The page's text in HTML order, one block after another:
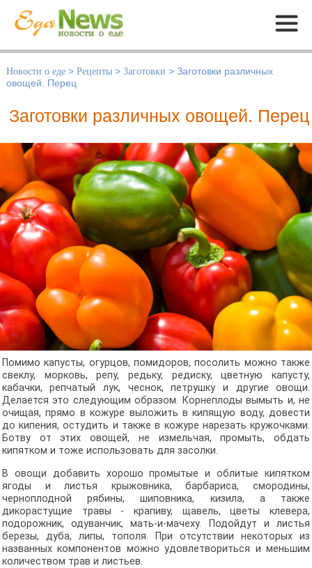
Меню
Новости о еде > Рецепты > Заготовки > Заготовки различных
овощей. Перец
Заготовки различных овощей. Перец
Помимо капусты, огурцов, помидоров, посолить можно также
свеклу, морковь, репу, редьку, редиску, цветную капусту,
кабачки, репчатый лук, чеснок, петрушку и другие овощи.
Делается это следующим образом. Корнеп­лоды вымыть и, не
очищая, прямо в кожуре выложить в кипящую воду, довести
до кипения, остудить и также в кожуре нарезать кружочками.
Ботву от этих овощей, не измельчая, промыть, обдать
кипятком и тоже использовать для засолки.
В овощи добавить хорошо промытые и облитые кипятком
ягоды и листья крыжовника, барбариса, смородины,
черноплодной рябины, шипов­ника, кизила, а также
дикорастущие травы - крапиву, щавель, цветы клевера,
подорожник, одуванчик, мать-и-мачеху. Подойдут и листья
березы, дуба, липы, тополя. При отсутствии некоторых из
названных компонентов можно удовлетвориться и меньшим
количеством трав и листьев.